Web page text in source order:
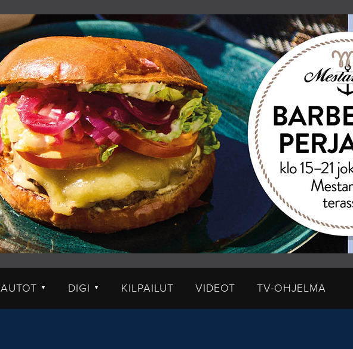
AUTOT ▼ DIGI ▼ KILPAILUT VIDEOT TV-OHJELMA